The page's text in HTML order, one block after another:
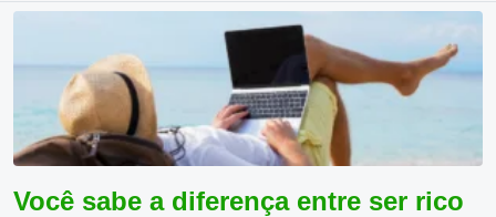
Você sabe a diferença entre ser rico